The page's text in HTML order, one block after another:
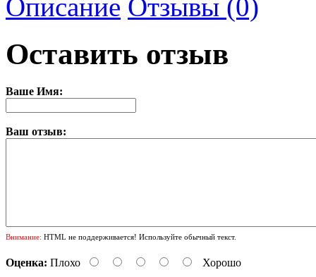
Описание Отзывы (0)
Оставить отзыв
Ваше Имя:
Ваш отзыв:
Внимание: HTML не поддерживается! Используйте обычный текст.
Оценка: Плохо Хорошо